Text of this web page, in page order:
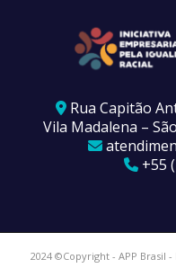
Rua Capitão
Vila Madalena –
+55
2024 ©Copyright - APP Brasil -